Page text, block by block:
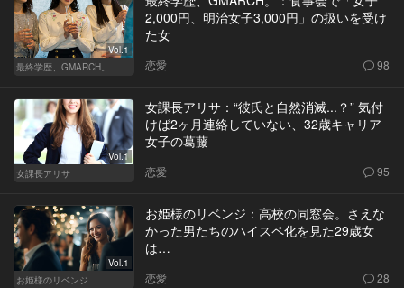
Vol.1
最終学歴、GMARCH。
2,000円、明治女子3,000円」の扱いを受け
た女
恋愛 98
Vol.1
女課長アリサ
女課長アリサ：“彼氏と自然消滅...？” 気付
けば2ヶ月連絡していない、32歳キャリア
女子の葛藤
恋愛 95
Vol.1
お姫様のリベンジ
お姫様のリベンジ：高校の同窓会。さえな
かった男たちのハイスペ化を見た29歳女
は…
恋愛 28